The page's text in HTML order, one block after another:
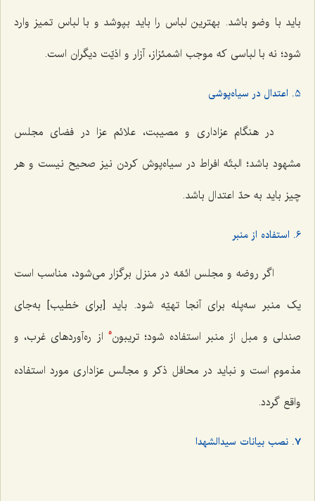
باید با وضو باشد. بهترین لباس را باید بپوشد و با لباس تمیز وارد
شود؛ نه با لباسی که موجب اشمئزاز، آزار و اذیّت دیگران است.
5. اعتدال در سیاه‌پوشی
در هنگام عزاداری و مصیبت، علائم عزا در فضای مجلس
مشهود باشد؛ البتّه افراط در سیاه‌پوش کردن نیز صحیح نیست و هر
چیز باید به حدّ اعتدال باشد.
6. استفاده از منبر
اگر روضه و مجلس ائمّه در منزل برگزار می‌شود، مناسب است
یک منبر سه‌پله برای آنجا تهیّه شود. باید [برای خطیب] به‌جای
صندلی و مبل از منبر استفاده شود؛ تریبون5
از ره‌آوردهای غرب، و
مذموم است و نباید در محافل ذکر و مجالس عزاداری مورد استفاده
واقع گردد.
7. نصب بیانات سیدالشهدا